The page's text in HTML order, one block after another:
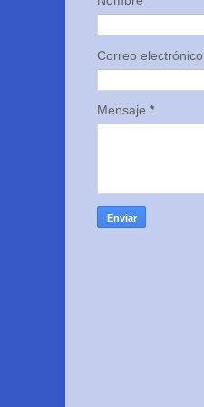
Correo electrónico
Mensaje *